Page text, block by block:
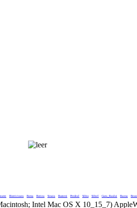
Bistricioara Borsa Botiza Sinaia Busteni Predeal Sibiu Sibiel Gura_Raului Bazna
Intel Mac OS X 10_15_7)